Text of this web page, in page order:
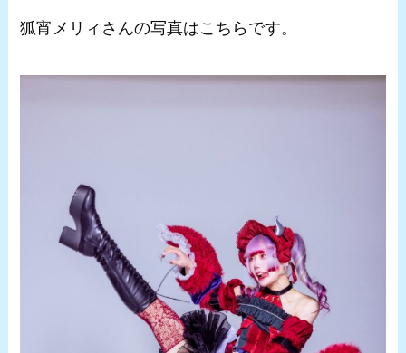
狐宵メリィさんの写真はこちらです。